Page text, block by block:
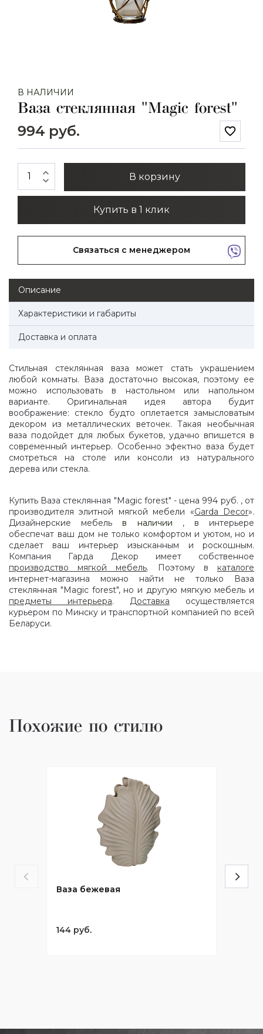
В НАЛИЧИИ
Ваза стеклянная "Magic forest"
994 руб. favorite_border
expand_less
expand_more В корзину
Купить в 1 клик
Связаться с менеджером
Описание
Характеристики и габариты
Доставка и оплата
Стильная стеклянная ваза может стать украшением
любой комнаты. Ваза достаточно высокая, поэтому ее
можно использовать в настольном или напольном
варианте. Оригинальная идея автора будит
воображение: стекло будто оплетается замысловатым
декором из металлических веточек. Такая необычная
ваза подойдет для любых букетов, удачно впишется в
современный интерьер. Особенно эфектно ваза будет
смотреться на столе или консоли из натурального
дерева или стекла.
Купить Ваза стеклянная "Magic forest" - цена 994 руб. , от
производителя элитной мягкой мебели «Garda Decor».
Дизайнерские мебель в наличии , в интерьере
обеспечат ваш дом не только комфортом и уютом, но и
сделает ваш интерьер изысканным и роскошным.
Компания Гарда Декор имеет собственное
производство мягкой мебель. Поэтому в каталоге
интернет-магазина можно найти не только Ваза
стеклянная "Magic forest", но и другую мягкую мебель и
предметы интерьера. Доставка осуществляется
курьером по Минску и транспортной компанией по всей
Беларуси.
Похожие по стилю
Ваза бежевая
144 руб.